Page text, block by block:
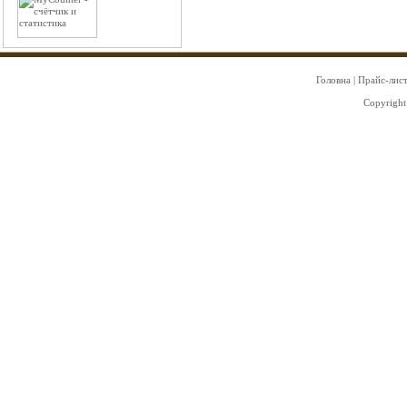
Головна | Прайс-лист